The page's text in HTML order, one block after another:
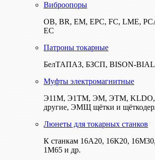
Виброопоры
ОВ, BR, EM, EPC, FC, LME,
EC
Патроны токарные
БелТАПАЗ, БЗСП, BISON-BIAL
Муфты электромагнитные
Э11М, Э1ТМ, ЭМ, ЭТМ, KLDO,
другие, ЭМЩ щётки и
Люнеты для токарных станков
К станкам 16А20, 16К20,
1М65 и др.